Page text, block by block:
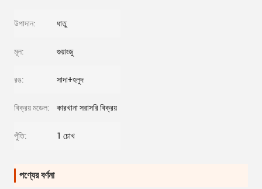
উপাদান: ধাতু
মূল: গুয়াংজু
রঙ: সাদা+হলুদ
বিক্রয় মডেল: কারখানা সরাসরি বিক্রয়
পুঁতি: 1 চোখ
পণ্যের বর্ণনা